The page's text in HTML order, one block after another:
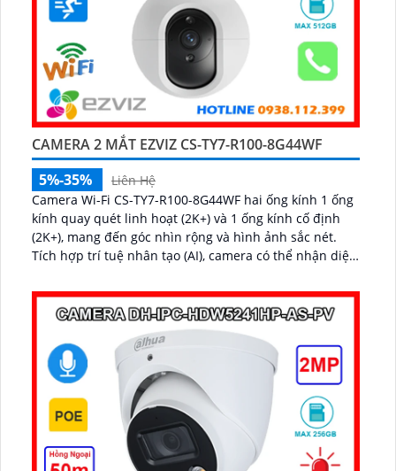
CAMERA 2 MẮT EZVIZ CS-TY7-R100-8G44WF
5%-35%
Liên Hệ
Camera Wi-Fi CS-TY7-R100-8G44WF hai ống kính 1 ống
kính quay quét linh hoạt (2K+) và 1 ống kính cố định
(2K+), mang đến góc nhìn rộng và hình ảnh sắc nét.
Tích hợp trí tuệ nhân tạo (AI), camera có thể nhận diện